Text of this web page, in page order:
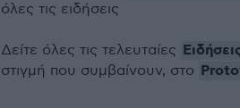
όλες τις ειδήσεις
Δείτε όλες τις τελευταίες
στιγμή που συμβαίνουν, στο